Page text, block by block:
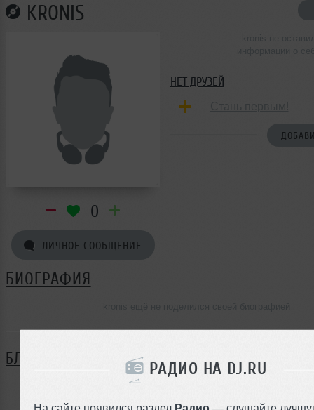
РАДИО НА DJ.RU
На сайте появился раздел Радио — слушайте
KRONIS
0
ЛИЧНОЕ СООБЩЕНИЕ
НЕТ ДРУЗЕЙ
БИОГРАФИЯ
БЛОГ